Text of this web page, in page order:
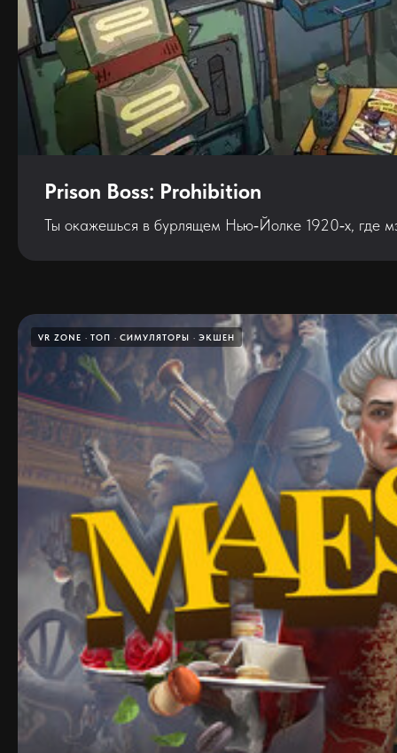
Prison Boss: Prohibition
Ты окажешься в бурлящем Нью‑Йолке 1920‑х, где
VR ZONE ТОП СИМУЛЯТОРЫ ЭКШЕН